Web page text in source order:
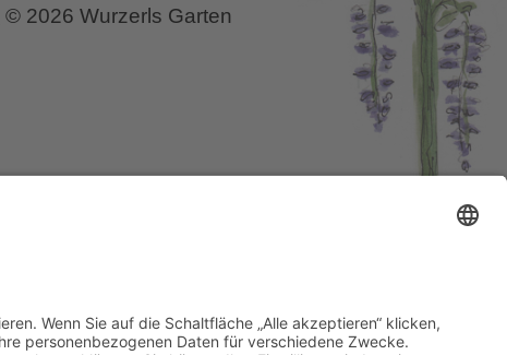
© 2026 Wurzerls Garten